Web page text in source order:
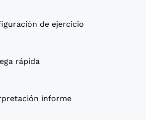
de ejercicio
rápida
informe